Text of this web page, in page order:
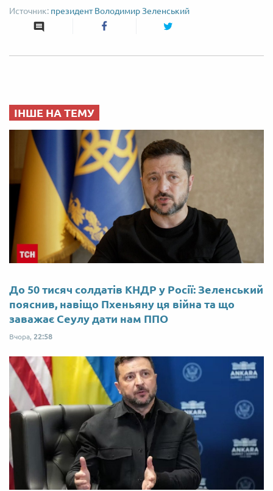
президент Володимир Зеленський
ІНШЕ НА ТЕМУ
До 50 тисяч солдатів КНДР у Росії: Зеленський
пояснив, навіщо Пхеньяну ця війна та що
заважає Сеулу дати нам ППО
Вчора, 22:58